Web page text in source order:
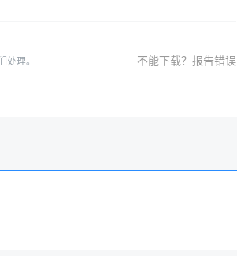
理。 不能下载？报告错误